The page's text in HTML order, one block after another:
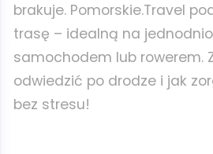
brakuje. Pomorskie.Travel
trasę – idealną na
samochodem lub rowerem.
odwiedzić po drodze i jak
bez stresu!